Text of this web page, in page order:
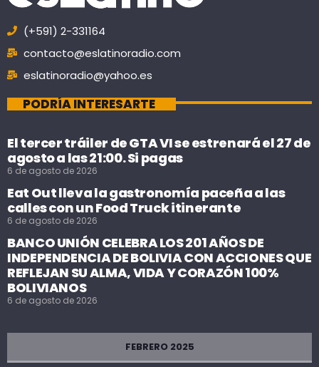
(+591) 2-331164
contacto@eslatinoradio.com
eslatinoradio@yahoo.es
PODRÍA INTERESARTE
El tercer tráiler de GTA VI se estrenará el 27 de
agosto a las 21:00. Si pagas
6 de agosto de 2026
Eat Out lleva la gastronomía paceña a las
calles con un Food Truck itinerante
6 de agosto de 2026
BANCO UNIÓN CELEBRA LOS 201 AÑOS DE
INDEPENDENCIA DE BOLIVIA CON ACCIONES QUE
REFLEJAN SU ALMA, VIDA Y CORAZÓN 100%
BOLIVIANOS
6 de agosto de 2026
FEBRERO 2025